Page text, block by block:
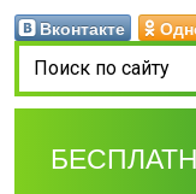
Вконтакте